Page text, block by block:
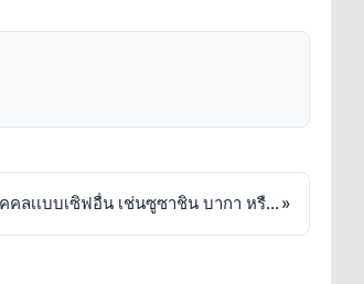
เสนอให้มีเเพคเติมเฉพาะบุคคลเเบบเซิฟอื่น เช่นซูซาชิน บากา หรือตัวอื่นๆ »